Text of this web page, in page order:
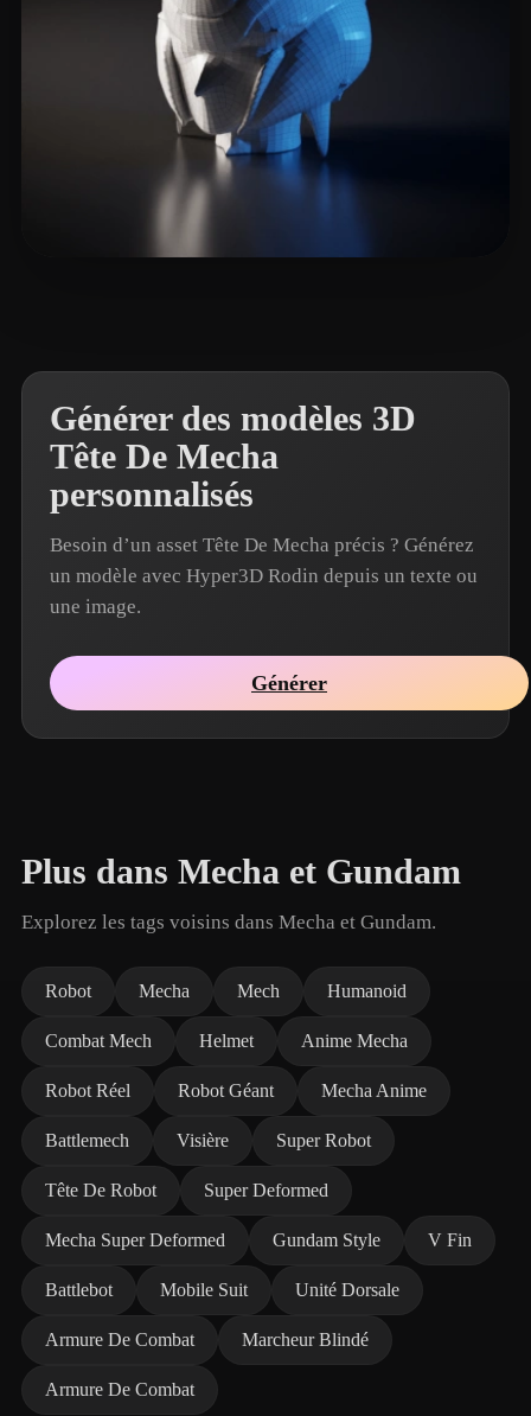
Générer des modèles 3D
Tête De Mecha
personnalisés
Besoin d’un asset Tête De Mecha précis ? Générez
un modèle avec Hyper3D Rodin depuis un texte ou
une image.
Générer
Plus dans Mecha et Gundam
Explorez les tags voisins dans Mecha et Gundam.
Robot Mecha Mech Humanoid
Combat Mech Helmet Anime Mecha
Robot Réel Robot Géant Mecha Anime
Battlemech Visière Super Robot
Tête De Robot Super Deformed
Mecha Super Deformed Gundam Style V Fin
Battlebot Mobile Suit Unité Dorsale
Armure De Combat Marcheur Blindé
Armure De Combat